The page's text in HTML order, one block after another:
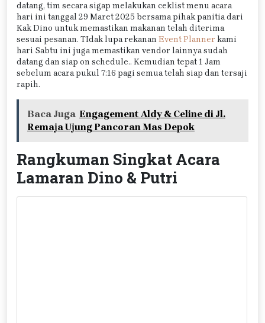
datang, tim secara sigap melakukan ceklist menu acara
hari ini tanggal 29 Maret 2025 bersama pihak panitia dari
Kak Dino untuk memastikan makanan telah diterima
sesuai pesanan. TIdak lupa rekanan Event Planner kami
hari Sabtu ini juga memastikan vendor lainnya sudah
datang dan siap on schedule.. Kemudian tepat 1 Jam
sebelum acara pukul 7:16 pagi semua telah siap dan tersaji
rapih.
Baca Juga Engagement Aldy & Celine di Jl.
Remaja Ujung Pancoran Mas Depok
Rangkuman Singkat Acara
Lamaran Dino & Putri